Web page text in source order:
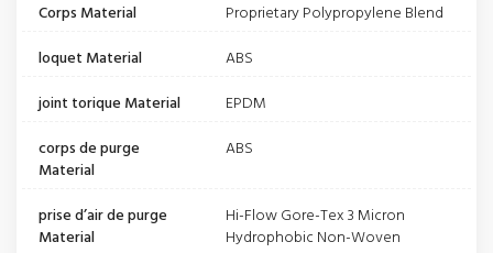
Corps Material
Proprietary Polypropylene Blend
loquet Material
ABS
joint torique Material
EPDM
corps de purge
Material
ABS
prise d’air de purge
Material
Hi-Flow Gore-Tex 3 Micron
Hydrophobic Non-Woven